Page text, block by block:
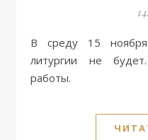
В среду 15 ноября в Вознесенском храме
литургии не
работы.